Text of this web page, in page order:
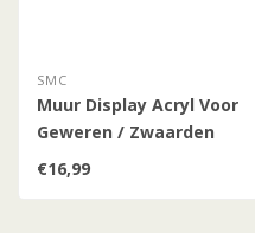
SMC
Muur Display Acryl Voor
Geweren / Zwaarden
€16,99